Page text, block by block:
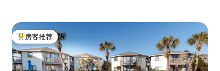
热门「房客推荐」
房客推荐